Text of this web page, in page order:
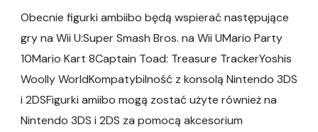
Obecnie figurki ambiibo będą wspierać następujące
gry na Wii U:Super Smash Bros. na Wii UMario Party
10Mario Kart 8Captain Toad: Treasure TrackerYoshis
Woolly WorldKompatybilność z konsolą Nintendo 3DS
i 2DSFigurki amiibo mogą zostać użyte również na
Nintendo 3DS i 2DS za pomocą akcesorium